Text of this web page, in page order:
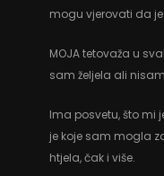
mogu vjerovati da je
MOJA tetovaža u
sam željela ali
Ima posvetu, što mi
je koje sam mogla
htjela, čak i više.